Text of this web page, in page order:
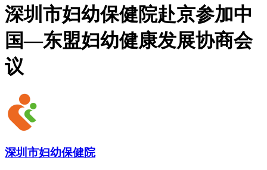
深圳市妇幼保健院赴京参加中
国—东盟妇幼健康发展协商会
议
深圳市妇幼保健院